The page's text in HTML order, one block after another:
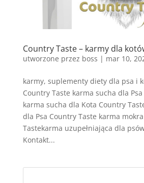
Country Taste – karmy dla
utworzone przez boss | mar 10,
karmy, suplementy diety dla psa i
Country Taste karma sucha dla
karma sucha dla Kota Country
dla Psa Country Taste karma
Tastekarma uzupełniająca dla
Kontakt...